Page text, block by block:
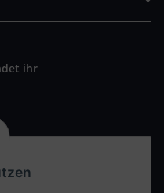
ihr
beachtet die